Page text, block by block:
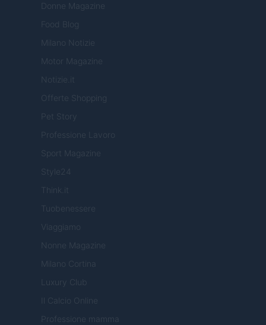
Donne Magazine
Food Blog
Milano Notizie
Motor Magazine
Notizie.it
Offerte Shopping
Pet Story
Professione Lavoro
Sport Magazine
Style24
Think.it
Tuobenessere
Viaggiamo
Nonne Magazine
Milano Cortina
Luxury Club
Il Calcio Online
Professione mamma